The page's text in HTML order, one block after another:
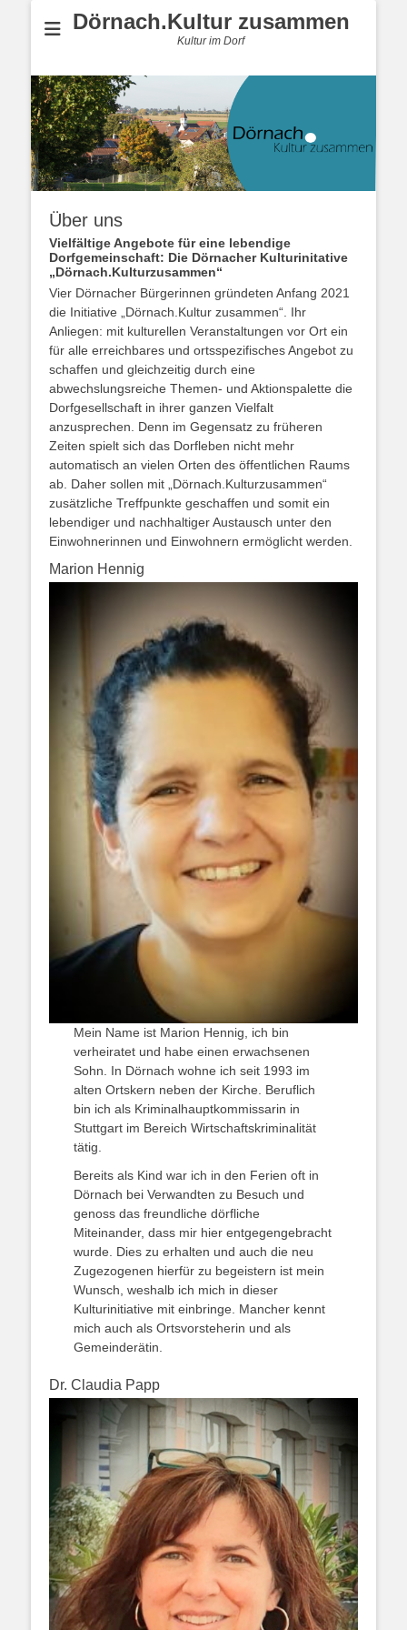
Dörnach.Kultur zusammen
Kultur im Dorf
Über uns
Vielfältige Angebote für eine lebendige
Dorfgemeinschaft: Die Dörnacher Kulturinitative
„Dörnach.Kulturzusammen“
Vier Dörnacher Bürgerinnen gründeten Anfang 2021
die Initiative „Dörnach.Kultur zusammen“. Ihr
Anliegen: mit kulturellen Veranstaltungen vor Ort ein
für alle erreichbares und ortsspezifisches Angebot zu
schaffen und gleichzeitig durch eine
abwechslungsreiche Themen- und Aktionspalette die
Dorfgesellschaft in ihrer ganzen Vielfalt
anzusprechen. Denn im Gegensatz zu früheren
Zeiten spielt sich das Dorfleben nicht mehr
automatisch an vielen Orten des öffentlichen Raums
ab. Daher sollen mit „Dörnach.Kulturzusammen“
zusätzliche Treffpunkte geschaffen und somit ein
lebendiger und nachhaltiger Austausch unter den
Einwohnerinnen und Einwohnern ermöglicht werden.
Marion Hennig
Mein Name ist Marion Hennig, ich bin
verheiratet und habe einen erwachsenen
Sohn. In Dörnach wohne ich seit 1993 im
alten Ortskern neben der Kirche. Beruflich
bin ich als Kriminalhauptkommissarin in
Stuttgart im Bereich Wirtschaftskriminalität
tätig.
Bereits als Kind war ich in den Ferien oft in
Dörnach bei Verwandten zu Besuch und
genoss das freundliche dörfliche
Miteinander, dass mir hier entgegengebracht
wurde. Dies zu erhalten und auch die neu
Zugezogenen hierfür zu begeistern ist mein
Wunsch, weshalb ich mich in dieser
Kulturinitiative mit einbringe. Mancher kennt
mich auch als Ortsvorsteherin und als
Gemeinderätin.
Dr. Claudia Papp